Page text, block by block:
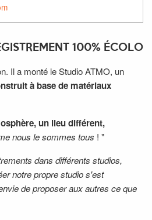
100% ÉCOLO
Il a monté le Studio ATMO, un
à base de matériaux
un lieu différent,
nous le sommes tous ! "
dans différents studios,
notre propre studio s'est
de proposer aux autres ce que